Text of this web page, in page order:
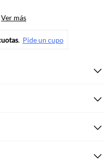
Ver más